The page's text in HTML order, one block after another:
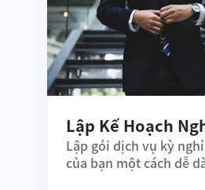
Lập Kế Hoạch
Lập gói dịch vụ kỳ
của bạn một cách dễ